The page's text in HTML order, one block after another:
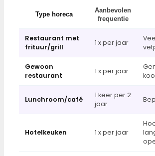
Type horeca
Aanbevolen
frequentie
Restaurant met
frituur/grill
1 x per jaar
Gewoon
restaurant
1 x per jaar
Lunchroom/café
1 keer per 2
jaar
Hotelkeuken 1 x per jaar